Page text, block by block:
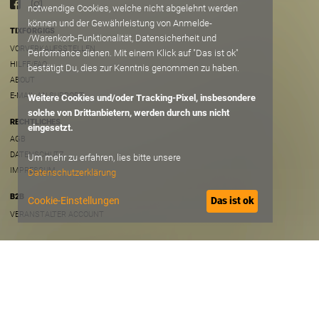
TIXFORGIGS
VORVERKAUFSSTELLEN
HILFE/FAQ
ABOUT
E-MAIL AN SUPPORT
RECHTLICHES
AGB
DATENSCHUTZ
IMPRESSUM
B2B
VERANSTALTER ACCOUNT
notwendige Cookies, welche nicht abgelehnt werden
können und der Gewährleistung von Anmelde-
/Warenkorb-Funktionalität, Datensicherheit und
Performance dienen. Mit einem Klick auf "Das ist ok"
bestätigt Du, dies zur Kenntnis genommen zu haben.
Weitere Cookies und/oder Tracking-Pixel, insbesondere
solche von Drittanbietern, werden durch uns nicht
eingesetzt.
Um mehr zu erfahren, lies bitte unsere
Datenschutzerklärung
Cookie-Einstellungen Das ist ok